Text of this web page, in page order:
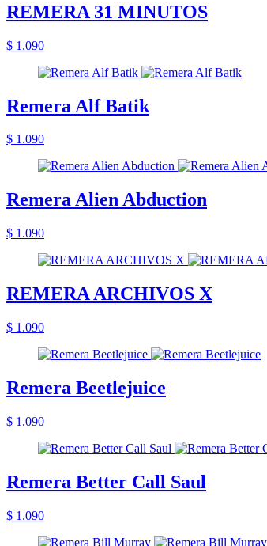
REMERA 31 MINUTOS
$ 1.090
Remera Alf Batik
$ 1.090
Remera Alien Abduction
$ 1.090
REMERA ARCHIVOS X
$ 1.090
Remera Beetlejuice
$ 1.090
Remera Better Call Saul
$ 1.090